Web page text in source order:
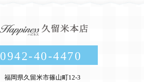
0942-40-4470
福岡県久留米市篠山町12-3